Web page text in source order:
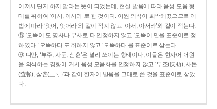
어져서 단지 하지 말라는 뜻이 되었는데, 현실 발음에 따라 음성 모음 형
태를 취하여 ‘아서, 아서라’로 한 것이다. 어원 의식이 희박해졌으므로 어
법에 따라 ‘앗어, 앗어라’와 같이 적지 않고 ‘아서, 아서라’와 같이 적는다.
⑧ ‘오똑이’도 명사나 부사로 다 인정하지 않고 ‘오뚝이’만을 표준어로 정
하였다. ‘오똑하다’도 취하지 않고 ‘오뚝하다’를 표준어로 삼는다.
⑨ 다만, ‘부주, 사둔, 삼춘’은 널리 쓰이는 형태이나, 이들은 한자어 어원
을 의식하는 경향이 커서 음성 모음화를 인정하지 않고 ‘부조(扶助), 사돈
(査頓), 삼촌(三寸)’과 같이 한자어 발음을 그대로 쓴 것을 표준어로 삼았
다.